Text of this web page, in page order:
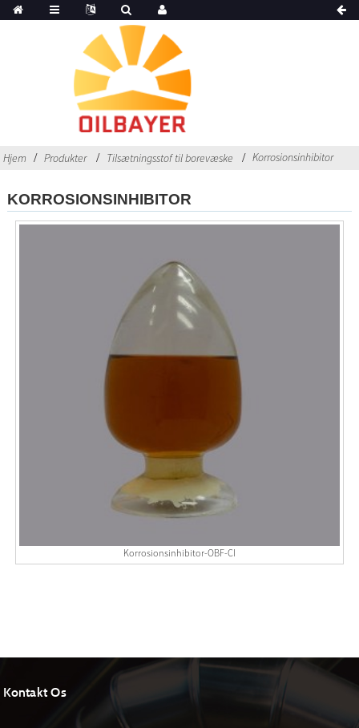
Hjem Produkter Tilsætningsstof til borevæske Korrosionsinhibitor
KORROSIONSINHIBITOR
Korrosionsinhibitor-OBF-CI
Kontakt Os